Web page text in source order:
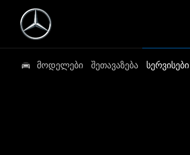
მოდელები შეთავაზება სერვისები